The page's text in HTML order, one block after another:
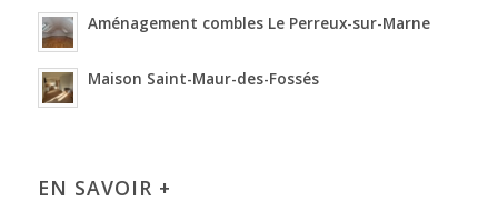
Aménagement combles Le Perreux-sur-Marne
Maison Saint-Maur-des-Fossés
EN SAVOIR +